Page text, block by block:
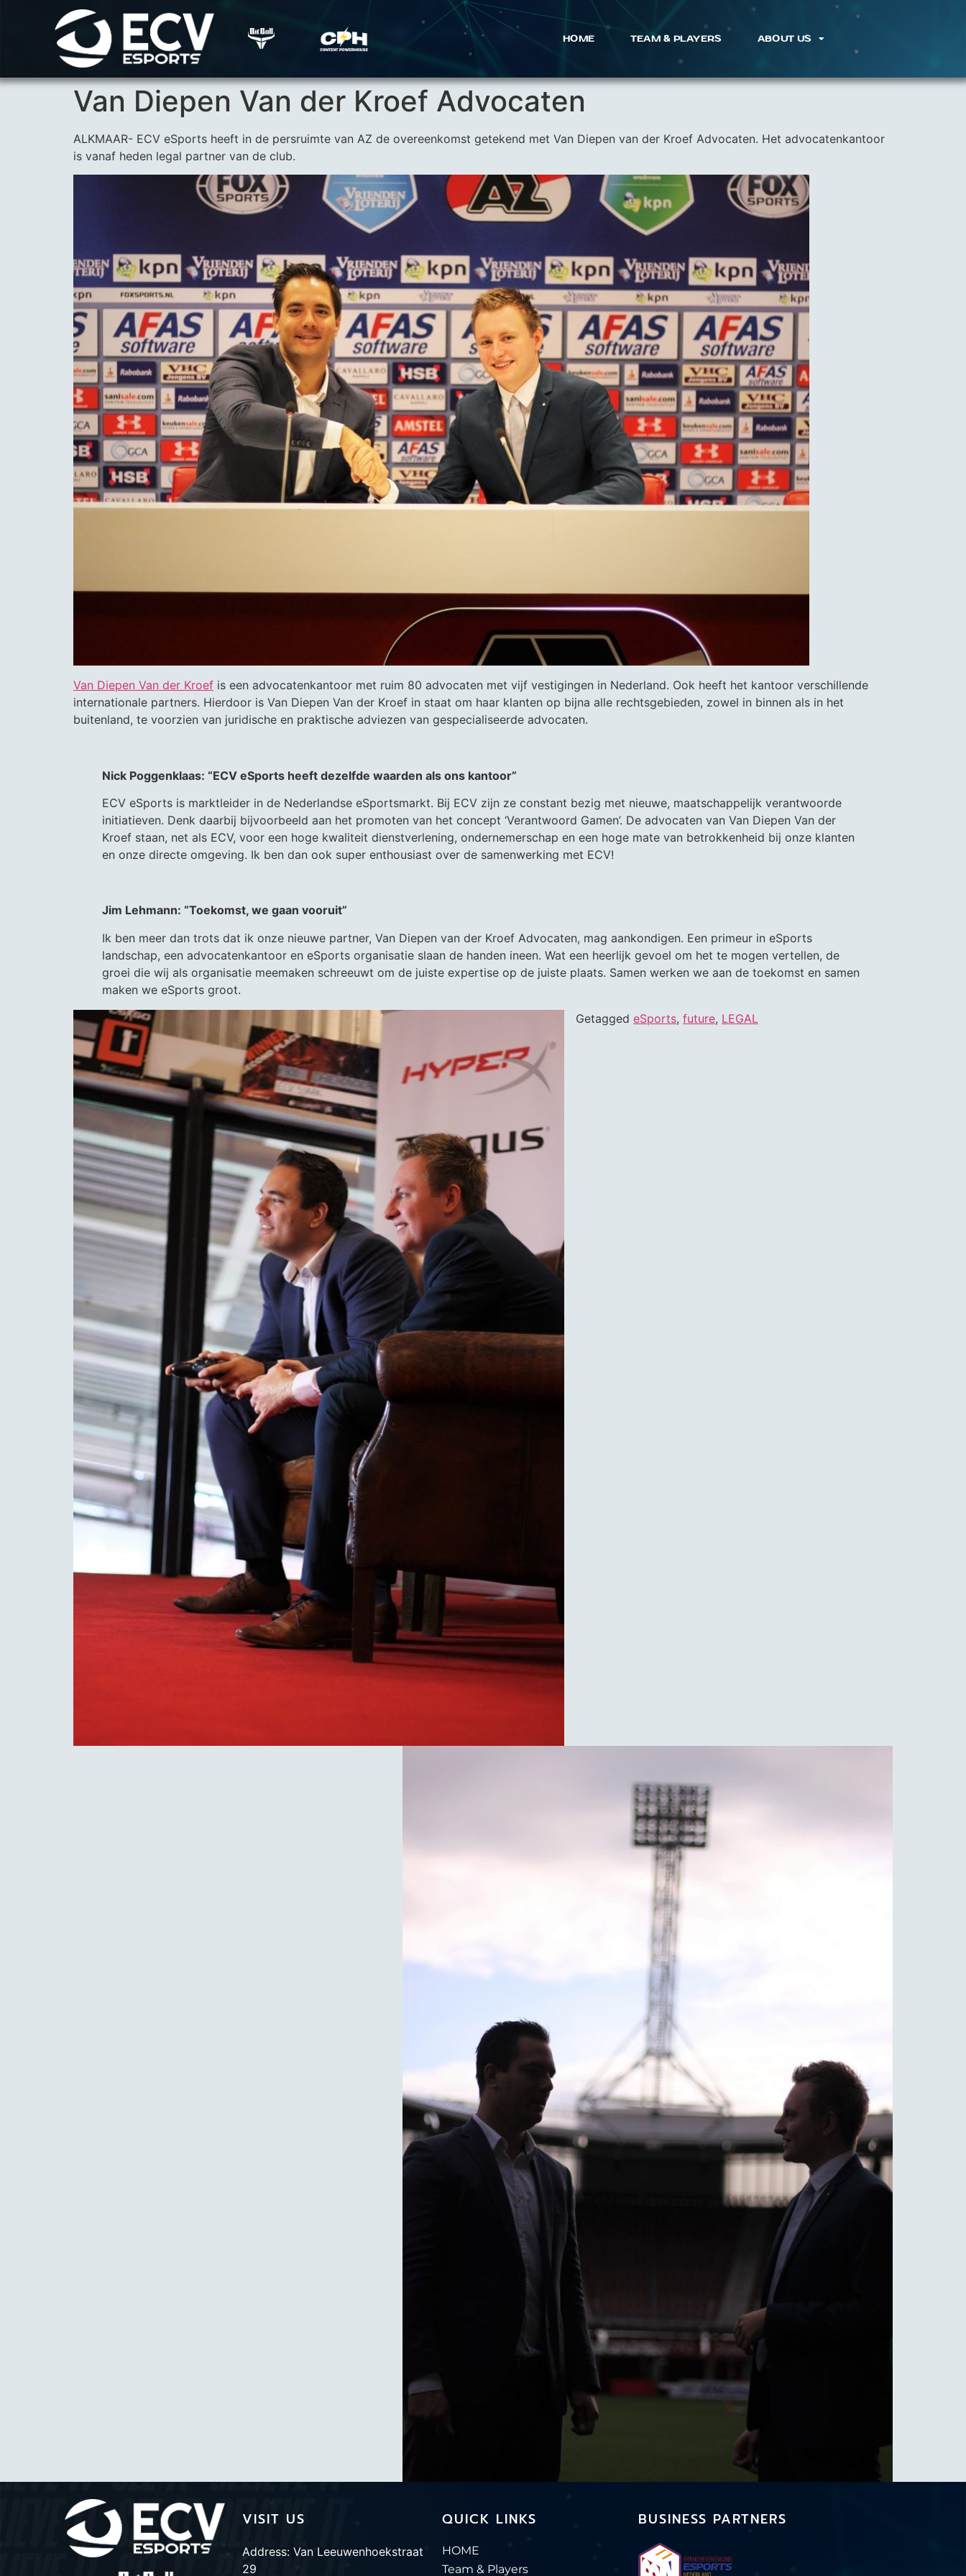
HOME TEAM & PLAYERS ABOUT US
Van Diepen Van der Kroef Advocaten
ALKMAAR- ECV eSports heeft in de persruimte van AZ de overeenkomst getekend met Van Diepen van der Kroef Advocaten. Het advocatenkantoor
is vanaf heden legal partner van de club.
Van Diepen Van der Kroef is een advocatenkantoor met ruim 80 advocaten met vijf vestigingen in Nederland. Ook heeft het kantoor verschillende
internationale partners. Hierdoor is Van Diepen Van der Kroef in staat om haar klanten op bijna alle rechtsgebieden, zowel in binnen als in het
buitenland, te voorzien van juridische en praktische adviezen van gespecialiseerde advocaten.
Nick Poggenklaas: “ECV eSports heeft dezelfde waarden als ons kantoor”
ECV eSports is marktleider in de Nederlandse eSportsmarkt. Bij ECV zijn ze constant bezig met nieuwe, maatschappelijk verantwoorde
initiatieven. Denk daarbij bijvoorbeeld aan het promoten van het concept ‘Verantwoord Gamen’. De advocaten van Van Diepen Van der
Kroef staan, net als ECV, voor een hoge kwaliteit dienstverlening, ondernemerschap en een hoge mate van betrokkenheid bij onze klanten
en onze directe omgeving. Ik ben dan ook super enthousiast over de samenwerking met ECV!
Jim Lehmann: “Toekomst, we gaan vooruit”
Ik ben meer dan trots dat ik onze nieuwe partner, Van Diepen van der Kroef Advocaten, mag aankondigen. Een primeur in eSports
landschap, een advocatenkantoor en eSports organisatie slaan de handen ineen. Wat een heerlijk gevoel om het te mogen vertellen, de
groei die wij als organisatie meemaken schreeuwt om de juiste expertise op de juiste plaats. Samen werken we aan de toekomst en samen
maken we eSports groot.
Getagged eSports, future, LEGAL
VISIT US
Address: Van Leeuwenhoekstraat
29
QUICK LINKS
HOME
Team & Players
BUSINESS PARTNERS